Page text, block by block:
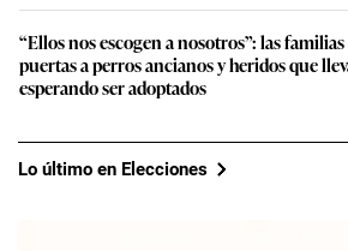
“Ellos nos escogen a nosotros”: las
puertas a perros ancianos y heridos que
esperando ser adoptados
Lo último en Elecciones